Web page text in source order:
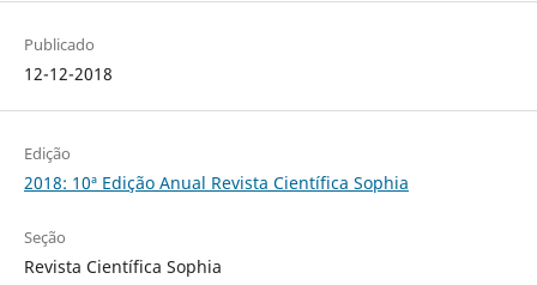
Publicado
12-12-2018
Edição
2018: 10ª Edição Anual Revista Científica Sophia
Seção
Revista Científica Sophia